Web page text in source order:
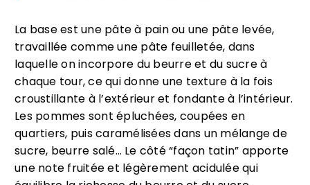
La base est une pâte à pain ou une pâte levée,
travaillée comme une pâte feuilletée, dans
laquelle on incorpore du beurre et du sucre à
chaque tour, ce qui donne une texture à la fois
croustillante à l’extérieur et fondante à l’intérieur.
Les pommes sont épluchées, coupées en
quartiers, puis caramélisées dans un mélange de
sucre, beurre salé… Le côté “façon tatin” apporte
une note fruitée et légèrement acidulée qui